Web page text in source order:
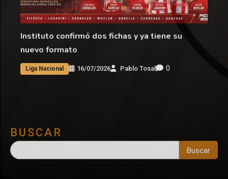
Instituto confirmó dos fichas y ya tiene su
nuevo formato
Liga Nacional 16/07/2026 Pablo Tosal 0
BUSCAR
Buscar